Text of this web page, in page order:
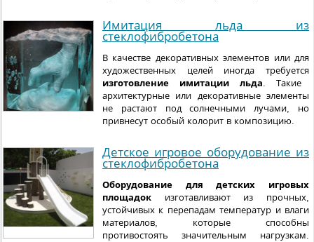
Имитация льда из
стеклофибробетона
В качестве декоративных элементов или для
художественных целей иногда требуется
изготовление имитации льда. Такие
архитектурные или декоративные элементы
не растают под солнечными лучами, но
привнесут особый колорит в композицию.
Детское игровое оборудование из
стеклофибробетона
Оборудование для детских игровых
площадок изготавливают из прочных,
устойчивых к перепадам температур и влаги
материалов, которые способны
противостоять значительным нагрузкам.